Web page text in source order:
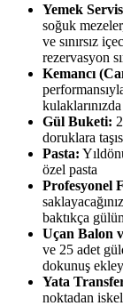
Yemek
soğuk
ve sınırsız
rezervasyon
Kemancı
Gül Buketi:
doruklara
Pasta:
özel pasta
Profesyonel
baktıkça
Uçan Balon
ve 25 adet
dokunuş
Yata
noktadan